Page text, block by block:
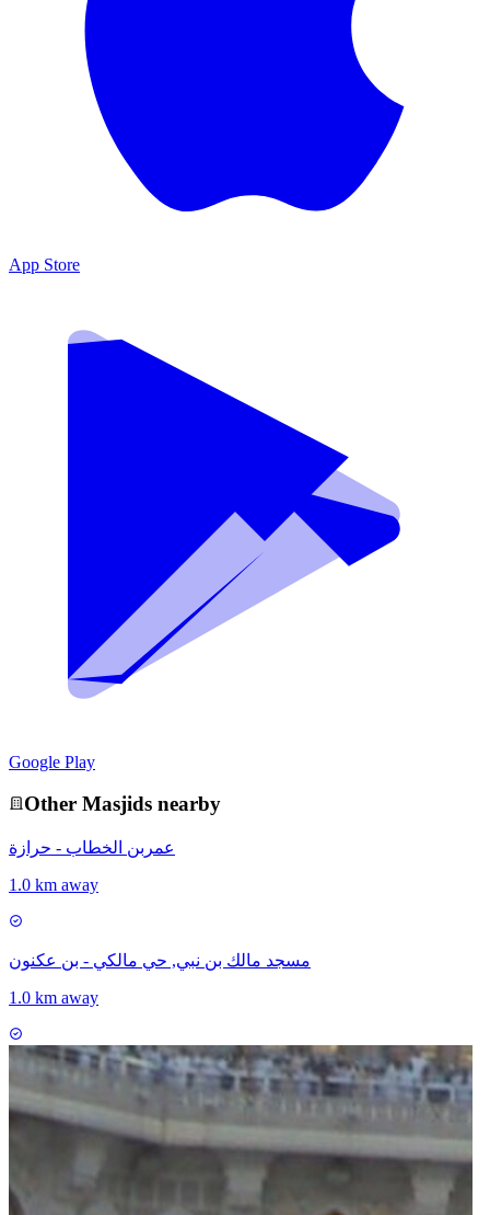
App Store
Google Play
Other Masjids nearby
عمربن الخطاب - حرازة
1.0 km away
مسجد مالك بن نبي, حي مالكي - بن عكنون
1.0 km away